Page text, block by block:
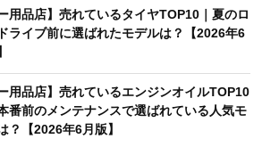
ー用品店】売れているタイヤTOP10｜夏のロ
ライブ前に選ばれたモデルは？【2026年6
ー用品店】売れているエンジンオイルTOP10
本番前のメンテナンスで選ばれている人気モ
？【2026年6月版】